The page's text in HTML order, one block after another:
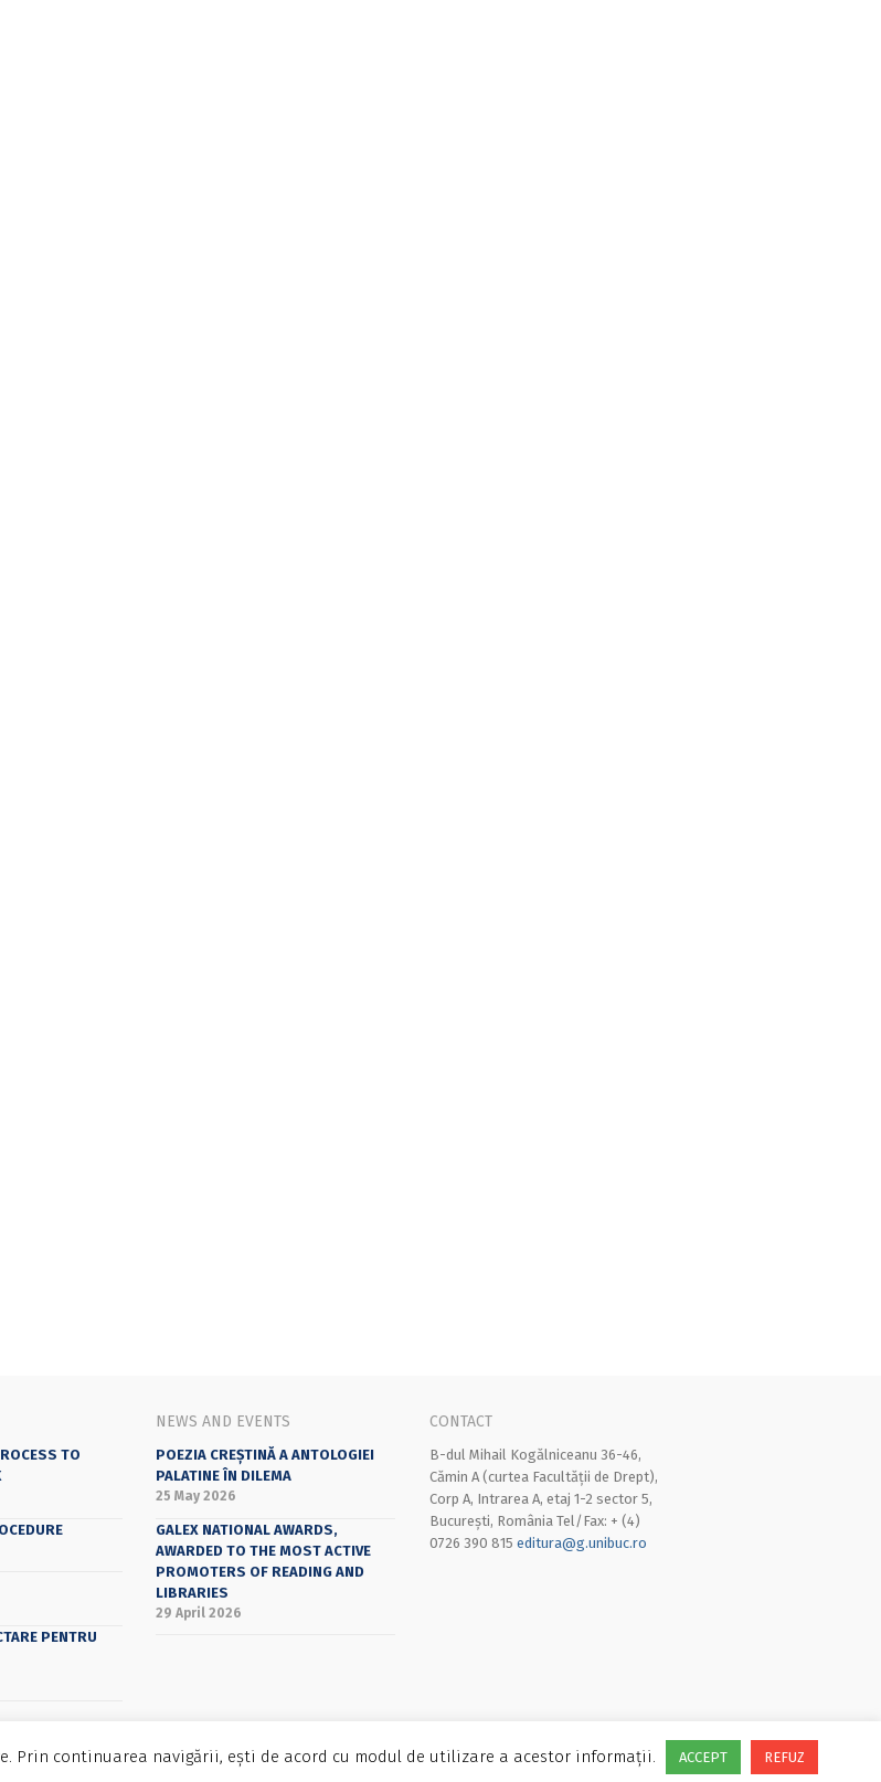
TO
PENTRU
NEWS AND EVENTS
POEZIA CREȘTINĂ A ANTOLOGIEI
PALATINE ÎN DILEMA
25 May 2026
GALEX NATIONAL AWARDS,
AWARDED TO THE MOST ACTIVE
PROMOTERS OF READING AND
LIBRARIES
29 April 2026
CONTACT
B-dul Mihail Kogălniceanu 36-46,
Cămin A (curtea Facultății de Drept),
Corp A, Intrarea A, etaj 1-2 sector 5,
București, România Tel/Fax: + (4)
0726 390 815 editura@g.unibuc.ro
Press
Prin continuarea navigării, ești de acord cu modul de utilizare a acestor informații. ACCEPT REFUZ